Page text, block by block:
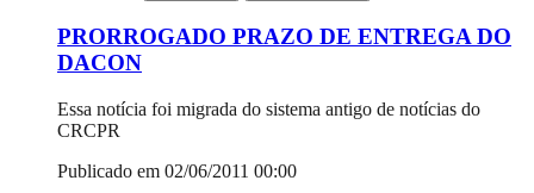
PRORROGADO PRAZO DE ENTREGA DO
DACON
Essa notícia foi migrada do sistema antigo de notícias do
CRCPR
Publicado em 02/06/2011 00:00